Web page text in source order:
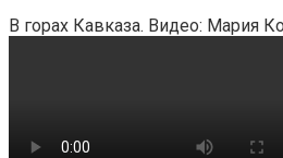
В горах Кавказа. Видео: Мария